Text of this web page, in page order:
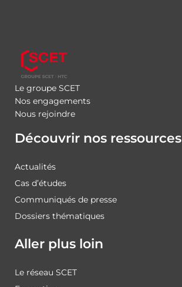
Le groupe SCET
Nos engagements
Nous rejoindre
Découvrir nos ressources
Actualités
Cas d’études
Communiqués de presse
Dossiers thématiques
Aller plus loin
Le réseau SCET